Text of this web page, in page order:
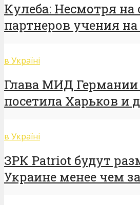
Кулеба: Несмотря на
партнеров учения на
в Україні
Глава МИД
посетила Харьков и
в Україні
ЗРК Patriot будут
Украине менее чем